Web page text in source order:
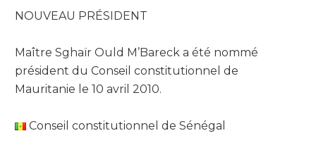
NOUVEAU PRÉSIDENT
Maître Sghaïr Ould M’Bareck a été nommé
président du Conseil constitutionnel de
Mauritanie le 10 avril 2010.
Conseil constitutionnel de Sénégal